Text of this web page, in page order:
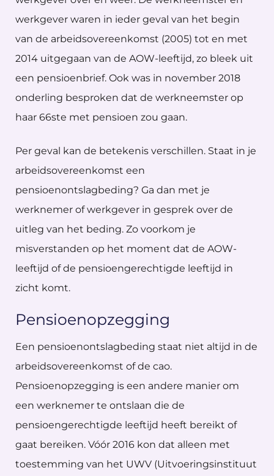
werkgever waren in ieder geval van het begin
van de arbeidsovereenkomst (2005) tot en met
2014 uitgegaan van de AOW-leeftijd, zo bleek uit
een pensioenbrief. Ook was in november 2018
onderling besproken dat de werkneemster op
haar 66ste met pensioen zou gaan.
Per geval kan de betekenis verschillen. Staat in je
arbeidsovereenkomst een
pensioenontslagbeding? Ga dan met je
werknemer of werkgever in gesprek over de
uitleg van het beding. Zo voorkom je
misverstanden op het moment dat de AOW-
leeftijd of de pensioengerechtigde leeftijd in
zicht komt.
Pensioenopzegging
Een pensioenontslagbeding staat niet altijd in de
arbeidsovereenkomst of de cao.
Pensioenopzegging is een andere manier om
een werknemer te ontslaan die de
pensioengerechtigde leeftijd heeft bereikt of
gaat bereiken. Vóór 2016 kon dat alleen met
toestemming van het UWV (Uitvoeringsinstituut